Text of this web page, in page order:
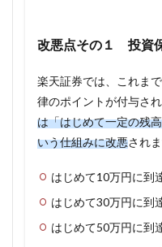
改悪点その１ 投資
楽天証券では、これま
律のポイントが付与され
は「はじめて一定の残
いう仕組みに改悪され
はじめて10万円に到
はじめて30万円に到
はじめて50万円に到